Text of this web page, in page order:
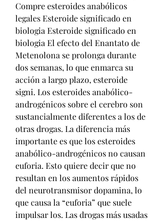
Compre esteroides anabólicos
legales Esteroide significado en
biologia Esteroide significado en
biologia El efecto del Enantato de
Metenolona se prolonga durante
dos semanas, lo que enmarca su
acción a largo plazo, esteroide
signi. Los esteroides anabólico-
androgénicos sobre el cerebro son
sustancialmente diferentes a los de
otras drogas. La diferencia más
importante es que los esteroides
anabólico-androgénicos no causan
euforia. Esto quiere decir que no
resultan en los aumentos rápidos
del neurotransmisor dopamina, lo
que causa la “euforia” que suele
impulsar los. Las drogas más usadas